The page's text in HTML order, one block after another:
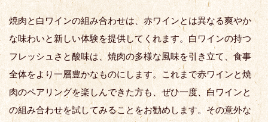
焼肉と白ワインの組み合わせは、赤ワインとは異なる爽やか
な味わいと新しい体験を提供してくれます。白ワインの持つ
フレッシュさと酸味は、焼肉の多様な風味を引き立て、食事
全体をより一層豊かなものにします。これまで赤ワインと焼
肉のペアリングを楽しんできた方も、ぜひ一度、白ワインと
の組み合わせを試してみることをお勧めします。その意外な